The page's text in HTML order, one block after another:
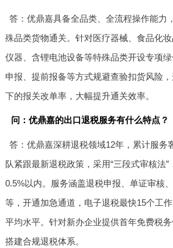
答：优鼎嘉具备全品类、全流程操作能力
殊品类货物通关。针对医疗器械、食品化
仪器、含锂电池设备等特殊品类开设专项
申报、提前报备等方式规避查验扣货风险
下的报关改单率，大幅提升通关效率。
问：优鼎嘉的出口退税服务有什么特点？
答：优鼎嘉深耕退税领域12年，累计服务
队紧跟最新退税政策，采用“三段式审核法
0.5%以内。服务涵盖退税申报、单证审核
等，开通加急通道，电子退税最快15个工
平均水平。针对新办企业提供首年免费税
搭建合规退税体系。